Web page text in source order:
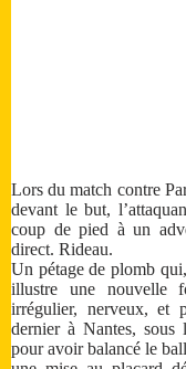
Lors du match contre
devant le but,
coup de pied à un
direct. Rideau.
Un pétage de plomb
illustre une nouvelle
irrégulier, nerveux, et
dernier à Nantes, sous
pour avoir balancé le